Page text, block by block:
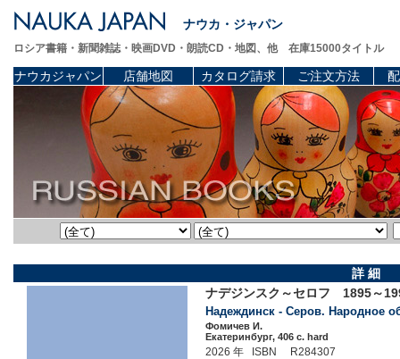
ナウカ・ジャパン
ロシア書籍・新聞雑誌・映画DVD・朗読CD・地図、他 在庫15000タイトル
ナウカジャパン 店舗地図 カタログ請求 ご注文方法
詳 細
ナデジンスク～セロフ 1895～
Надеждинск - Серов. Народное
Фомичев И.
Екатеринбург, 406 c. hard
2026 年 ISBN R284307